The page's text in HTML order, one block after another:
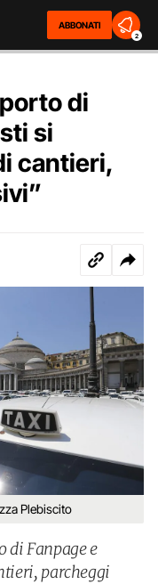
ABBONATI
2
di
si
cantieri,
Plebiscito
di Fanpage e
parcheggi